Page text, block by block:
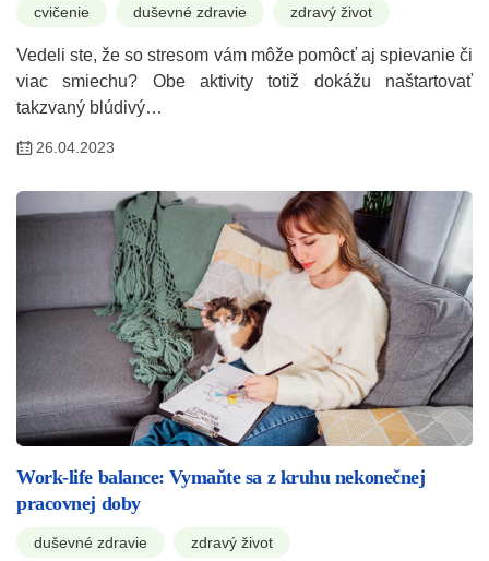
cvičenie duševné zdravie zdravý život
Vedeli ste, že so stresom vám môže pomôcť aj spievanie či
viac smiechu? Obe aktivity totiž dokážu naštartovať
takzvaný blúdivý…
26.04.2023
Work-life balance: Vymaňte sa z kruhu nekonečnej
pracovnej doby
duševné zdravie zdravý život